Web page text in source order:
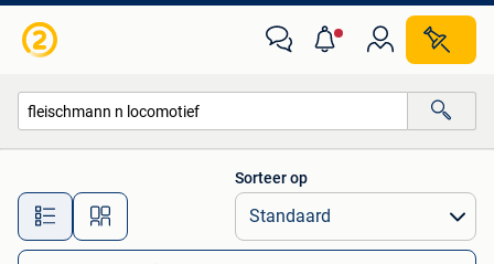
Alle afstanden…
Sorteer op